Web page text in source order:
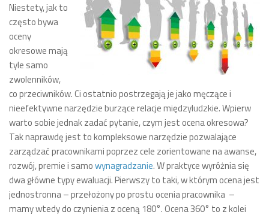
Niestety, jak to
często bywa
oceny
okresowe mają
tyle samo
zwolenników,
co przeciwników. Ci ostatnio postrzegają je jako męczące i
nieefektywne narzędzie burzące relacje międzyludzkie. Wpierw
warto sobie jednak zadać pytanie, czym jest ocena okresowa?
Tak naprawdę jest to kompleksowe narzędzie pozwalające
zarządzać pracownikami poprzez cele zorientowane na awanse,
rozwój, premie i samowynagradzanie. W praktyce wyróżnia się
dwa główne typy ewaluacji. Pierwszy to taki, w którym ocena jest
jednostronna – przełożony po prostu ocenia pracownika –
mamy wtedy do czynienia z oceną 180°.Ocena 360° to z kolei